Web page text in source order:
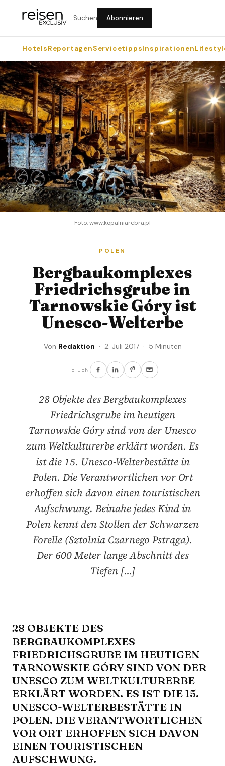
Suchen Abonnieren
HotelsReportagenServicetippsInspirationen
Foto: www.kopalniarebra.pl
POLEN
Bergbaukomplexes
Friedrichsgrube in
Tarnowskie Góry ist
Unesco-Welterbe
Von Redaktion · 2. Juli 2017 · 5 Minuten
TEILEN
28 Objekte des Bergbaukomplexes
Friedrichsgrube im heutigen
Tarnowskie Góry sind von der Unesco
zum Weltkulturerbe erklärt worden. Es
ist die 15. Unesco-Welterbestätte in
Polen. Die Verantwortlichen vor Ort
erhoffen sich davon einen touristischen
Aufschwung. Beinahe jedes Kind in
Polen kennt den Stollen der Schwarzen
Forelle (Sztolnia Czarnego Pstrąga).
Der 600 Meter lange Abschnitt des
Tiefen […]
28 OBJEKTE DES
BERGBAUKOMPLEXES
FRIEDRICHSGRUBE IM HEUTIGEN
TARNOWSKIE GÓRY SIND VON DER
UNESCO ZUM WELTKULTURERBE
ERKLÄRT WORDEN. ES IST DIE 15.
UNESCO-WELTERBESTÄTTE IN
POLEN. DIE VERANTWORTLICHEN
VOR ORT ERHOFFEN SICH DAVON
EINEN TOURISTISCHEN
AUFSCHWUNG.